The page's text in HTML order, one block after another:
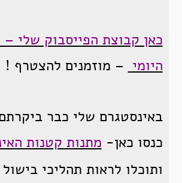
כאן קבוצת הפייסבוק שלי
היומי – מוזמנים להצטרף !
באינסטגרם שלי כבר
כנסו כאן- מתנות קטנות
ותוכלו לראות תהליכי בישול